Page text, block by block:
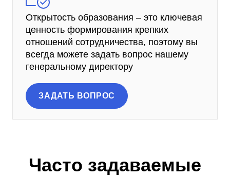
Открытость образования ‒ это ключевая
ценность формирования крепких
отношений сотрудничества, поэтому вы
всегда можете задать вопрос нашему
генеральному директору
ЗАДАТЬ ВОПРОС
Часто задаваемые